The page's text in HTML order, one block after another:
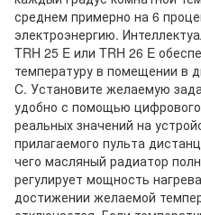
среднем примерно на 6
электроэнергию.
TRH 25 E или TRH 26 E
температуру в помещении в
C. Установите желаемую
удобно с помощью
реальных значений на
прилагаемого пульта
чего масляный радиатор
регулирует мощность
достижении желаемой